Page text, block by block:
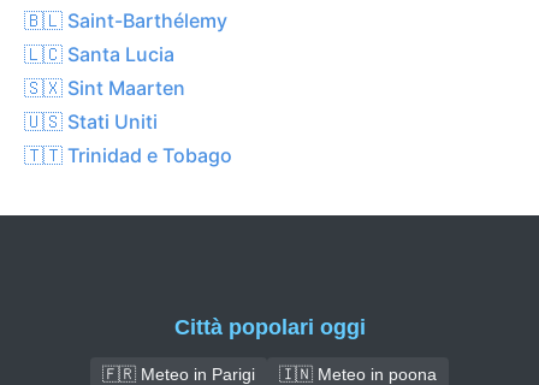
🇧🇱 Saint-Barthélemy
🇱🇨 Santa Lucia
🇸🇽 Sint Maarten
🇺🇸 Stati Uniti
🇹🇹 Trinidad e Tobago
Città popolari oggi
🇫🇷 Meteo in Parigi
🇮🇳 Meteo in poona